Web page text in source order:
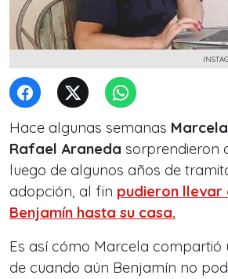
Hace algunas semanas
Rafael Araneda sorprendieron
luego de algunos años de
adopción, al fin pudieron llevar
Benjamín hasta su casa.
Es así cómo Marcela compartió
de cuando aún Benjamín no